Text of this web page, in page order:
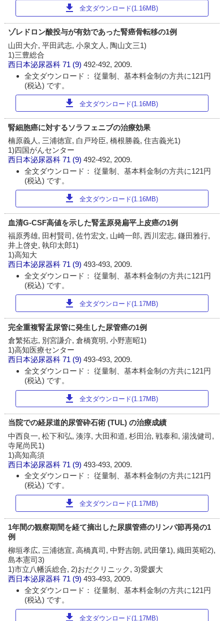
download 全文ダウンロード(1.16MB)
ゾレドロン酸投与が有効であった腎癌骨転移の1例
山田大介, 平田武志, 小泉文人, 陶山文三1)
1)三豊総合
西日本泌尿器科 71 (9)492-492, 2009.
全文ダウンロード： 従量制、基本料金制の方共に121円
(税込) です。
download 全文ダウンロード(1.16MB)
腎細胞癌に対するソラフェニブの治療効果
楠原義人, 三浦徳宣, 白戸玲臣, 橋根勝義, 住吉義光1)
1)四国がんセンター
西日本泌尿器科 71 (9)492-492, 2009.
全文ダウンロード： 従量制、基本料金制の方共に121円
(税込) です。
download 全文ダウンロード(1.16MB)
血清G-CSF高値を示した腎盂原発扁平上皮癌の1例
福原秀雄, 田村賢司, 佐竹宏文, 山崎一郎, 西川宏志, 鎌田雅行,
井上啓史, 執印太郎1)
1)高知大
西日本泌尿器科 71 (9)493-493, 2009.
全文ダウンロード： 従量制、基本料金制の方共に121円
(税込) です。
download 全文ダウンロード(1.17MB)
完全重複腎盂尿管に発生した尿管癌の1例
倉繁拓志, 別宮謙介, 倉橋寛明, 小野憲昭1)
1)高知医療センター
西日本泌尿器科 71 (9)493-493, 2009.
全文ダウンロード： 従量制、基本料金制の方共に121円
(税込) です。
download 全文ダウンロード(1.17MB)
当院での経尿道的尿管砕石術 (TUL) の治療成績
中西良一, 松下和弘, 湊淳, 大田和道, 杉田治, 戦泰和, 湯浅健司,
寺尾尚民1)
1)高知高須
西日本泌尿器科 71 (9)493-493, 2009.
全文ダウンロード： 従量制、基本料金制の方共に121円
(税込) です。
download 全文ダウンロード(1.17MB)
1年間の観察期間を経て摘出した尿膜管癌のリンパ節再発の1
例
柳垣孝広, 三浦徳宣, 高橋真司, 中野吉朗, 武田肇1), 織田英昭2),
島本憲司3)
1)市立八幡浜総合, 2)おだクリニック, 3)愛媛大
西日本泌尿器科 71 (9)493-493, 2009.
全文ダウンロード： 従量制、基本料金制の方共に121円
(税込) です。
download 全文ダウンロード(1.17MB)